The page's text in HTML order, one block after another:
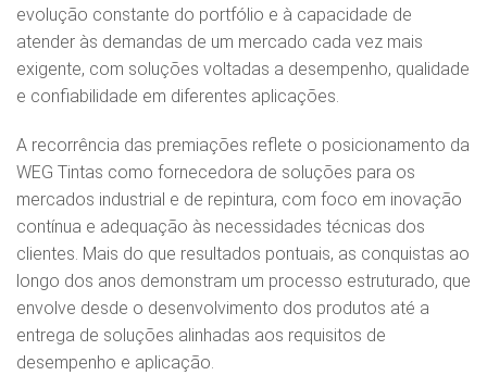
evolução constante do portfólio e à capacidade de
atender às demandas de um mercado cada vez mais
exigente, com soluções voltadas a desempenho, qualidade
e confiabilidade em diferentes aplicações.
A recorrência das premiações reflete o posicionamento da
WEG Tintas como fornecedora de soluções para os
mercados industrial e de repintura, com foco em inovação
contínua e adequação às necessidades técnicas dos
clientes. Mais do que resultados pontuais, as conquistas ao
longo dos anos demonstram um processo estruturado, que
envolve desde o desenvolvimento dos produtos até a
entrega de soluções alinhadas aos requisitos de
desempenho e aplicação.